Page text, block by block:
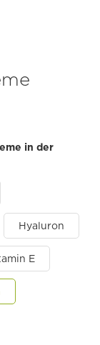
in der
Hyaluron
E